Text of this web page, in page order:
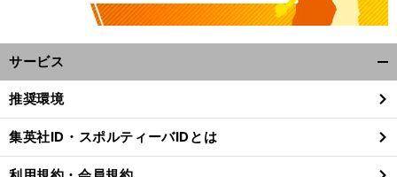
サービス
閉
る
推奨環境
集英社ID・スポルティーバIDとは